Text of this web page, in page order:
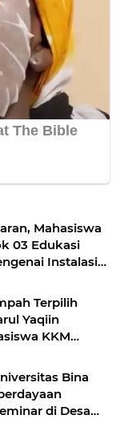
Mahasiswa
03 Edukasi
Instalasi
Terpilih
Yaqiin
KKM
Bina
di Desa